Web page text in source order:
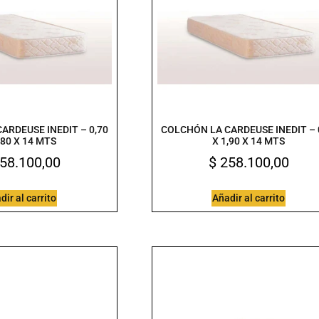
INEDIT – 0,70
X 14 MTS
al carrito
COLCHÓN LA CARDEUSE INEDIT –
X 1,90 X 14 MTS
$258.100,00
Añadir al carrito